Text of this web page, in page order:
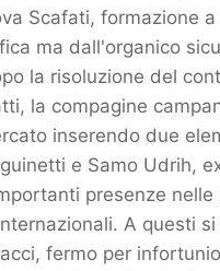
Scafati, formazione a
ma dall'organico
la risoluzione del
la compagine
inserendo due
e Samo Udrih,
presenze nelle
A questi
fermo per